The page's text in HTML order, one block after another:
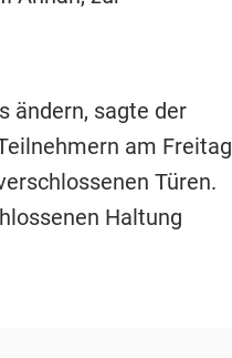
ändern, sagte der
am Freitag
Türen.
Haltung